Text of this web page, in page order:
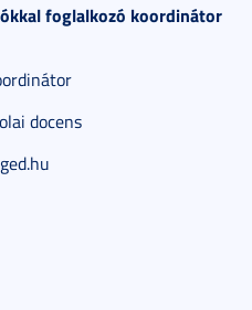
foglalkozó koordinátor
docens